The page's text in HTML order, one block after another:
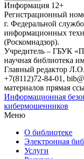
Информация 12+
Регистрационный
г. Федеральной
информационных
(Роскомнадзор).
Учредитель – ГБУК
научная библиотека
Главный редактор
+7(8112)72-84-01,
материалов прямая
Информационная
кибермошенников
Меню
О библиотеке
Электронная
Услуги